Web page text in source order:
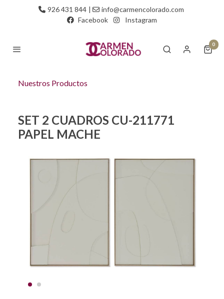
926 431 844 |
info@carmencolorado.com
Facebook
Instagram
0
Nuestros Productos
SET 2 CUADROS CU-211771
PAPEL MACHE